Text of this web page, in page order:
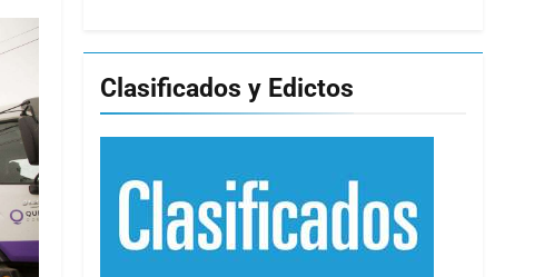
Clasificados y Edictos